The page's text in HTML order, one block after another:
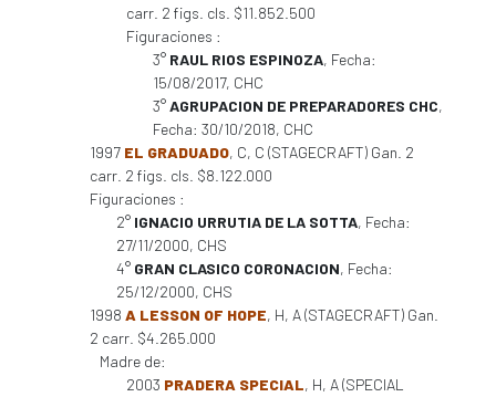
carr. 2 figs. cls. $11.852.500
Figuraciones :
3° RAUL RIOS ESPINOZA, Fecha:
15/08/2017, CHC
3°AGRUPACION DE PREPARADORES CHC,
Fecha: 30/10/2018, CHC
1997 EL GRADUADO, C, C (STAGECRAFT) Gan. 2
carr. 2 figs. cls. $8.122.000
Figuraciones :
2° IGNACIO URRUTIA DE LA SOTTA, Fecha:
27/11/2000, CHS
4° GRAN CLASICO CORONACION, Fecha:
25/12/2000, CHS
1998 A LESSON OF HOPE, H, A (STAGECRAFT) Gan.
2 carr. $4.265.000
Madre de:
2003 PRADERA SPECIAL, H, A (SPECIAL